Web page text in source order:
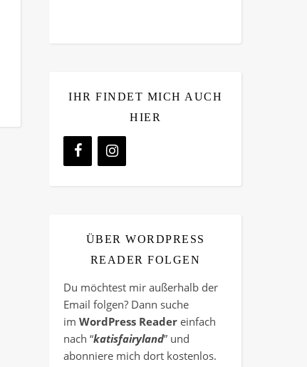
IHR FINDET MICH AUCH
HIER
ÜBER WORDPRESS
READER FOLGEN
Du möchtest mir außerhalb der
Email folgen? Dann suche
im WordPress Reader einfach
nach “katisfairyland” und
abonniere mich dort kostenlos.